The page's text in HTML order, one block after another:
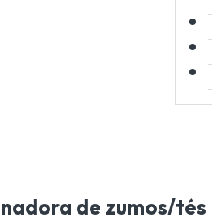
de zumos/tés